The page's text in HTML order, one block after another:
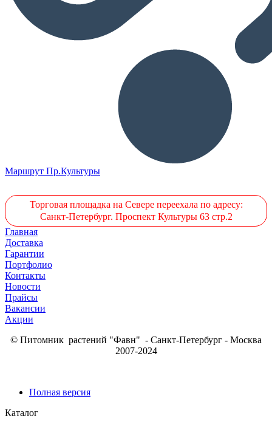
Маршрут Пр.Культуры
Торговая площадка на Севере переехала по адресу:
Санкт-Петербург. Проспект Культуры 63 стр.2
Главная
Доставка
Гарантии
Портфолио
Контакты
Новости
Прайсы
Вакансии
Акции
© Питомник растений "Фавн" - Санкт-Петербург - Москва
2007-2024
Полная версия
Каталог